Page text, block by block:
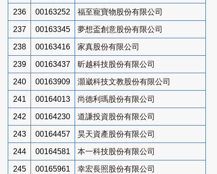
236 00163252 福至寵寶物股份有限公司
237 00163345 夢想盃創意股份有限公司
238 00163416 家真股份有限公司
239 00163437 昕越科技股份有限公司
240 00163909 灝崴科技文教股份有限公司
241 00164013 尚德利瑪股份有限公司
242 00164230 道謙投資股份有限公司
243 00164457 昊天資產股份有限公司
244 00164581 本一科技股份有限公司
245 00165961 幸宏長照股份有限公司